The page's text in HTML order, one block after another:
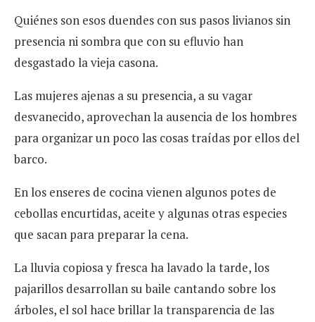
Quiénes son esos duendes con sus pasos livianos sin
presencia ni sombra que con su efluvio han
desgastado la vieja casona.
Las mujeres ajenas a su presencia, a su vagar
desvanecido, aprovechan la ausencia de los hombres
para organizar un poco las cosas traídas por ellos del
barco.
En los enseres de cocina vienen algunos potes de
cebollas encurtidas, aceite y algunas otras especies
que sacan para preparar la cena.
La lluvia copiosa y fresca ha lavado la tarde, los
pajarillos desarrollan su baile cantando sobre los
árboles, el sol hace brillar la transparencia de las